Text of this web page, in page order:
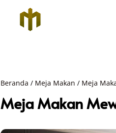
Beranda / Meja Makan / Meja
Meja Makan